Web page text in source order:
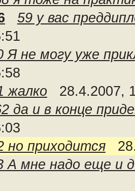
59 у вас
Я не могу уже
жалко
28.4.2007,
да и в конце
но приходится
А мне надо еще и